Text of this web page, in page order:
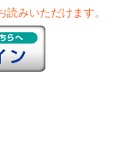
みいただけます。